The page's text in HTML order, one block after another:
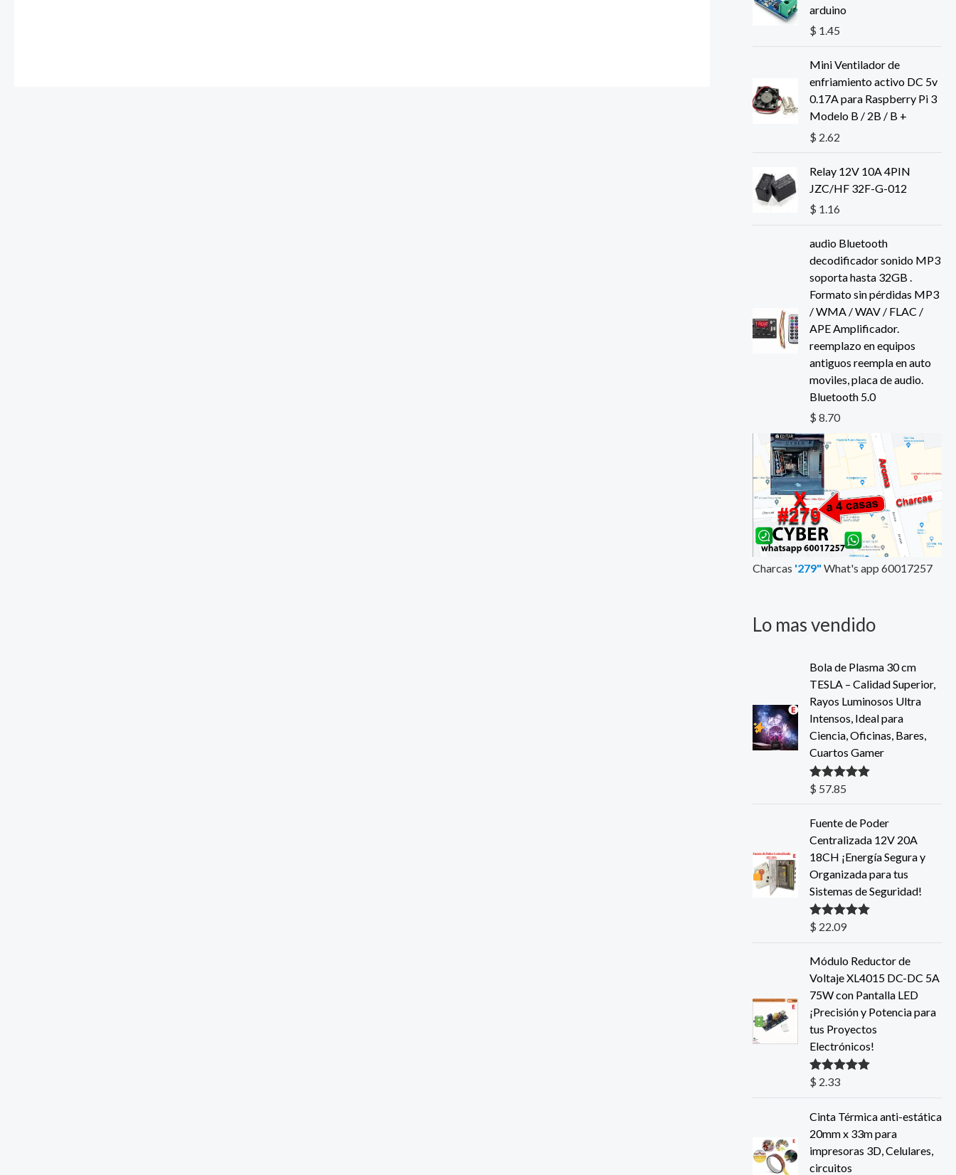
arduino
$ 1.45
Mini Ventilador de
enfriamiento activo DC 5v
0.17A para Raspberry Pi 3
Modelo B / 2B / B +
$ 2.62
Relay 12V 10A 4PIN
JZC/HF 32F-G-012
$ 1.16
audio Bluetooth
decodificador sonido MP3
soporta hasta 32GB .
Formato sin pérdidas MP3
/ WMA / WAV / FLAC /
APE Amplificador.
reemplazo en equipos
antiguos reempla en auto
moviles, placa de audio.
Bluetooth 5.0
$ 8.70
Charcas '279" What's app 60017257
Lo mas vendido
Bola de Plasma 30 cm
TESLA – Calidad Superior,
Rayos Luminosos Ultra
Intensos, Ideal para
Ciencia, Oficinas, Bares,
Cuartos Gamer
Valorado con
$ 57.85
Fuente de Poder
Centralizada 12V 20A
18CH ¡Energía Segura y
Organizada para tus
Sistemas de Seguridad!
Valorado con
$ 22.09
Módulo Reductor de
Voltaje XL4015 DC-DC 5A
75W con Pantalla LED
¡Precisión y Potencia para
tus Proyectos
Electrónicos!
Valorado con
$ 2.33
Cinta Térmica anti-estática
20mm x 33m para
impresoras 3D, Celulares,
circuitos